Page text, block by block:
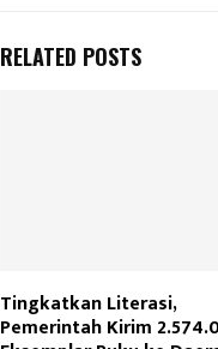
RELATED POSTS
Tingkatkan Literasi,
Pemerintah Kirim